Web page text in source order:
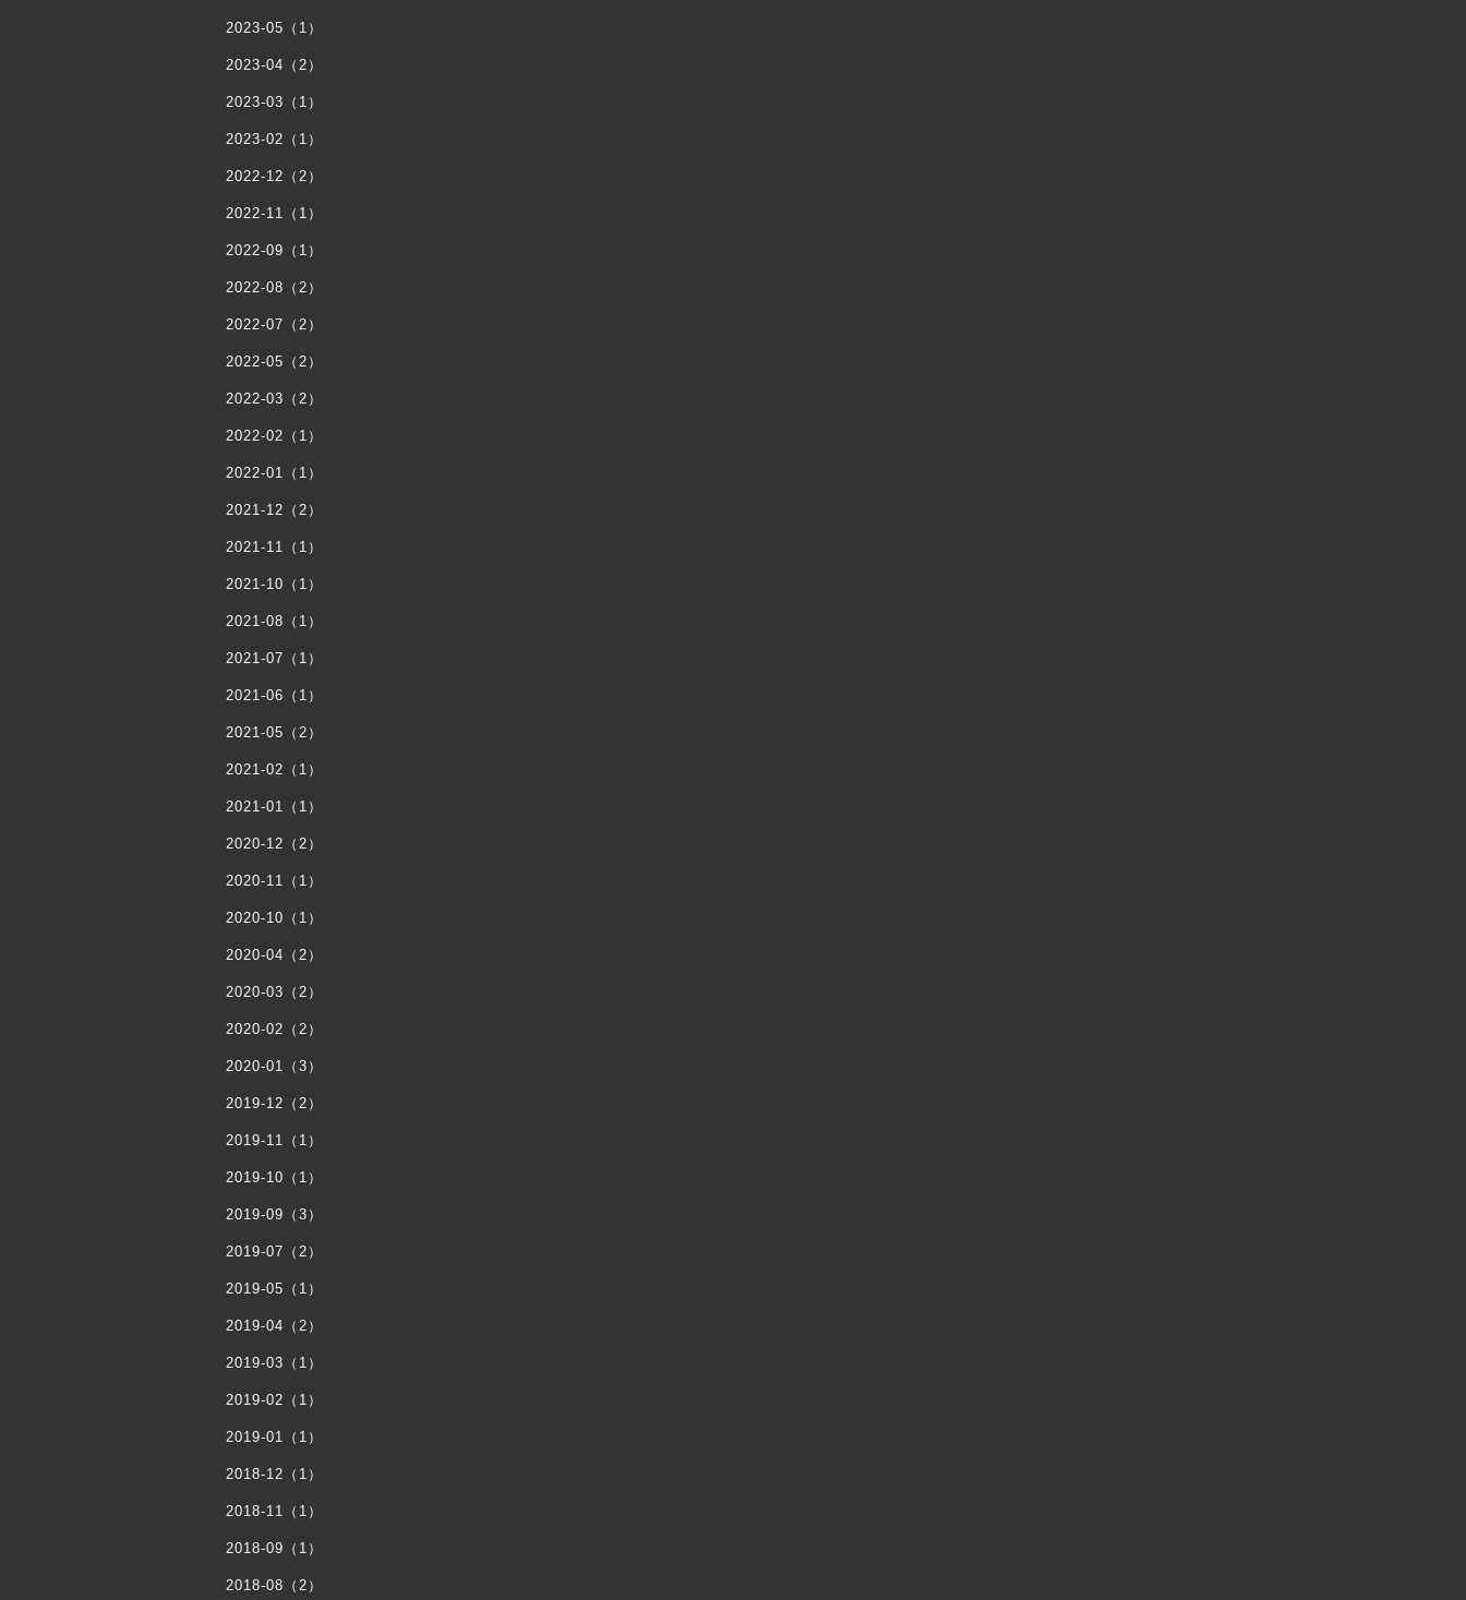
2023-05（1）
2023-04（2）
2023-03（1）
2023-02（1）
2022-12（2）
2022-11（1）
2022-09（1）
2022-08（2）
2022-07（2）
2022-05（2）
2022-03（2）
2022-02（1）
2022-01（1）
2021-12（2）
2021-11（1）
2021-10（1）
2021-08（1）
2021-07（1）
2021-06（1）
2021-05（2）
2021-02（1）
2021-01（1）
2020-12（2）
2020-11（1）
2020-10（1）
2020-04（2）
2020-03（2）
2020-02（2）
2020-01（3）
2019-12（2）
2019-11（1）
2019-10（1）
2019-09（3）
2019-07（2）
2019-05（1）
2019-04（2）
2019-03（1）
2019-02（1）
2019-01（1）
2018-12（1）
2018-11（1）
2018-09（1）
2018-08（2）